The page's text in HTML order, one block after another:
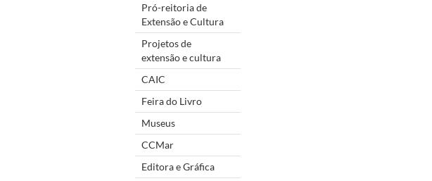
Pró-reitoria de
Extensão e Cultura
Projetos de
extensão e cultura
CAIC
Feira do Livro
Museus
CCMar
Editora e Gráfica